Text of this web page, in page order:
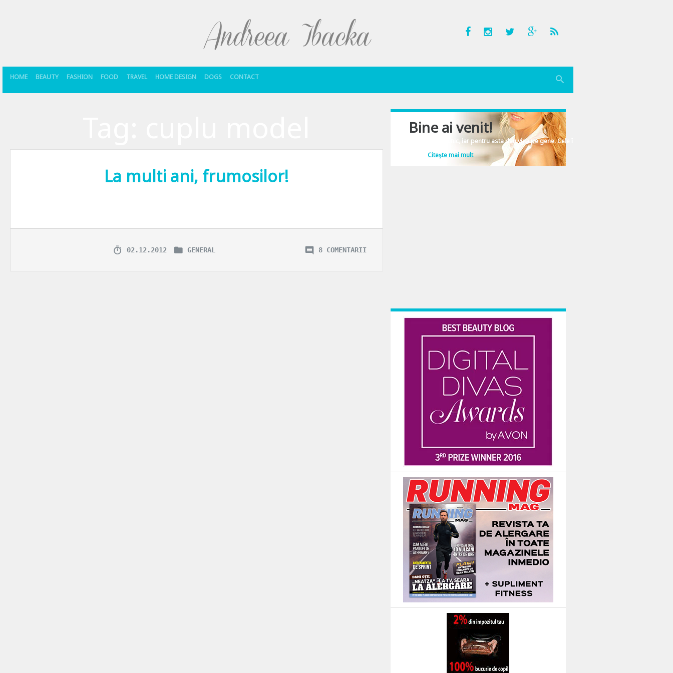
HOME BEAUTY FASHION FOOD TRAVEL HOME DESIGN DOGS CONTACT
La multi ani, frumosilor!
02.12.2012 GENERAL 8 COMENTARII
Bine ai venit!
Îmi place să comunic, iar pentru asta dau vina pe gene. Cele înscrise în ADN-ul femeiesc.
Citește mai mult